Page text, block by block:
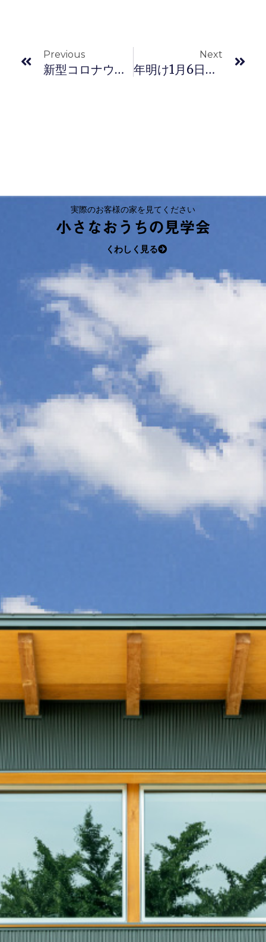
Previous
新型コロナウイルスを含む感染症の予防及び拡散防止策について
Next
年明け1月6日〜9日のモデルハウス見学は電話受付のみとなります
実際のお客様の家を見てください
小さなおうちの見学会
くわしく見る